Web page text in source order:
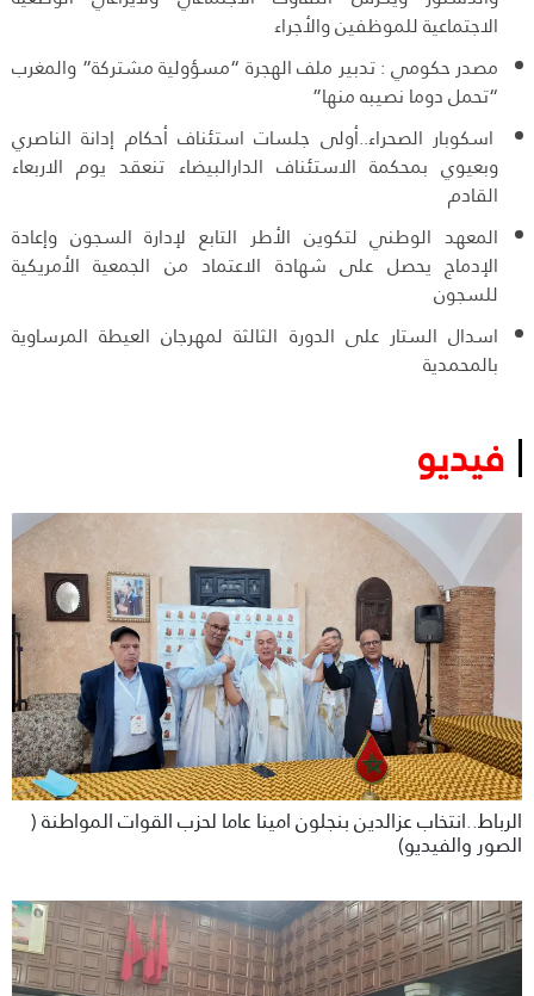
الاجتماعية للموظفين والأجراء
مصدر حكومي : تدبير ملف الهجرة “مسؤولية مشتركة” والمغرب
“تحمل دوما نصيبه منها”
اسكوبار الصحراء..أولى جلسات استئناف أحكام إدانة الناصري
وبعيوي بمحكمة الاستئناف الدارالبيضاء تنعقد يوم الاربعاء
القادم
المعهد الوطني لتكوين الأطر التابع لإدارة السجون وإعادة
الإدماج يحصل على شهادة الاعتماد من الجمعية الأمريكية
للسجون
اسدال الستار على الدورة الثالثة لمهرجان العيطة المرساوية
بالمحمدية
فيديو
الرباط..انتخاب عزالدين بنجلون امينا عاما لحزب القوات المواطنة (
الصور والفيديو)